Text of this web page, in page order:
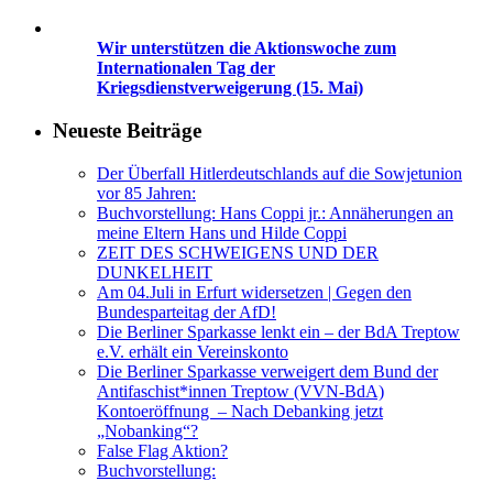
Wir unterstützen die Aktionswoche zum
Internationalen Tag der
Kriegsdienstverweigerung (15. Mai)
Neueste Beiträge
Der Überfall Hitlerdeutschlands auf die Sowjetunion
vor 85 Jahren:
Buchvorstellung: Hans Coppi jr.: Annäherungen an
meine Eltern Hans und Hilde Coppi
ZEIT DES SCHWEIGENS UND DER
DUNKELHEIT
Am 04.Juli in Erfurt widersetzen | Gegen den
Bundesparteitag der AfD!
Die Berliner Sparkasse lenkt ein – der BdA Treptow
e.V. erhält ein Vereinskonto
Die Berliner Sparkasse verweigert dem Bund der
Antifaschist*innen Treptow (VVN-BdA)
Kontoeröffnung – Nach Debanking jetzt
„Nobanking“?
False Flag Aktion?
Buchvorstellung: